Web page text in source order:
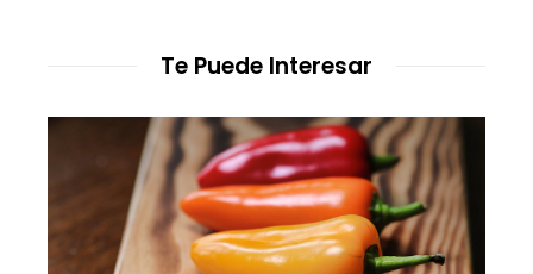
Te Puede Interesar